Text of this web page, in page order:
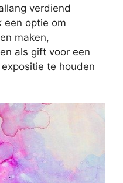
verdiend
een optie om
maken,
als gift voor een
te houden